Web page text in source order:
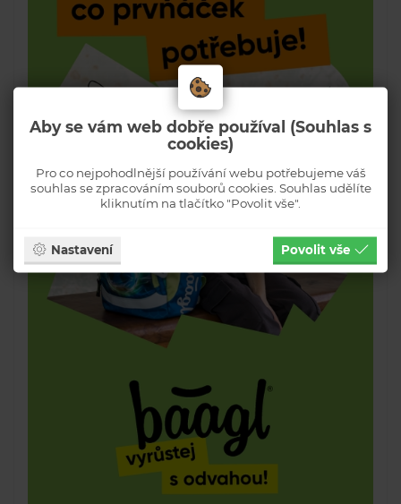
Aby se vám web dobře používal (Souhlas s
cookies)
Pro co nejpohodlnější používání webu potřebujeme váš
souhlas se zpracováním souborů cookies. Souhlas udělíte
kliknutím na tlačítko "Povolit vše".
Nastavení Povolit vše